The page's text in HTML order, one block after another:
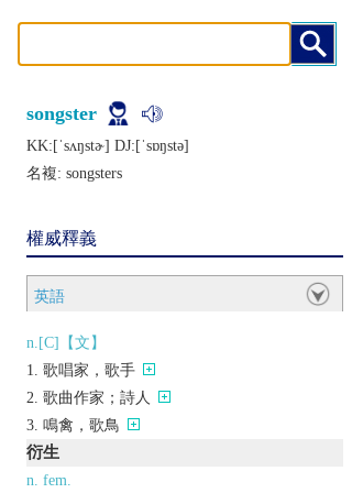
songster
KK:[ˈsʌŋstɚ] DJ:[ˈsɒŋstǝ]
名複: songsters
權威釋義
英語
n.[C]【文】
歌唱家，歌手
歌曲作家；詩人
鳴禽，歌鳥
衍生
n. fem.